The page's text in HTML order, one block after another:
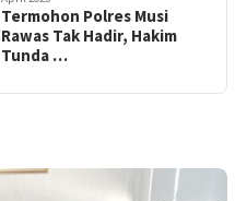
Termohon Polres Musi
Rawas Tak Hadir, Hakim
Tunda …